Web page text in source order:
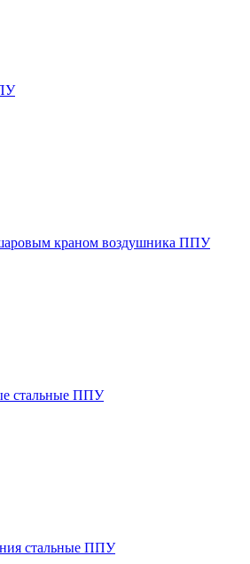
краном воздушника ППУ
стальные ППУ
стальные ППУ